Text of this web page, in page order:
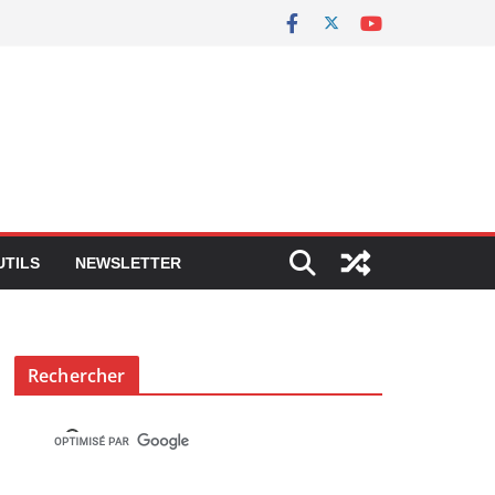
NEWSLETTER
Rechercher